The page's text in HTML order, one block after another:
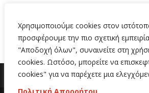
Χρησιμοποιούμε cookies στον
προσφέρουμε την πιο σχετική
"Αποδοχή όλων", συναινείτε στη
cookies. Ωστόσο, μπορείτε να
cookies" για να παρέχετε μια